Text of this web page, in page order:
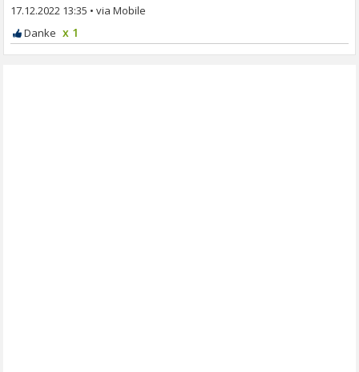
17.12.2022 13:35 •
x 1